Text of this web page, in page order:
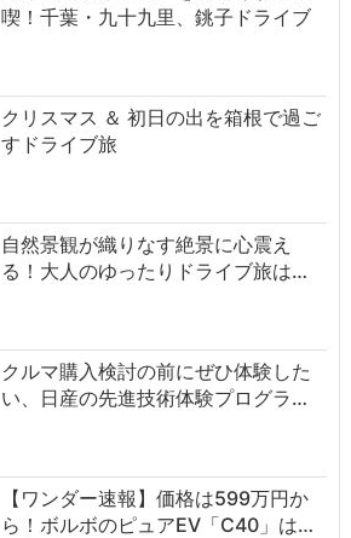
喫！千葉・九十九里、銚子ドライブ
クリスマス ＆ 初日の出を箱根で過ご
すドライブ旅
自然景観が織りなす絶景に心震え
る！大人のゆったりドライブ旅は…
クルマ購入検討の前にぜひ体験した
い、日産の先進技術体験プログラ…
【ワンダー速報】価格は599万円か
ら！ボルボのピュアEV「C40」は…